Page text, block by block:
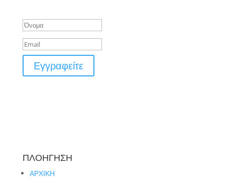
Εγγραφείτε
ΠΛΟΗΓΗΣΗ
ΑΡΧΙΚΗ